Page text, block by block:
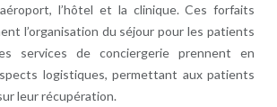
l’hôtel et la clinique. Ces forfaits
l’organisation du séjour pour les patients
services de conciergerie prennent en
logistiques, permettant aux patients
leur récupération.